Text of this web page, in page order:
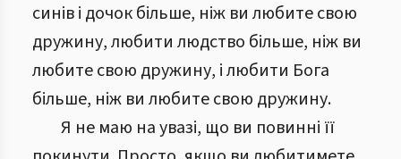
синів і дочок більше, ніж ви любите свою
дружину, любити людство більше, ніж ви
любите свою дружину, і любити Бога
більше, ніж ви любите свою дружину.
Я не маю на увазі, що ви повинні її